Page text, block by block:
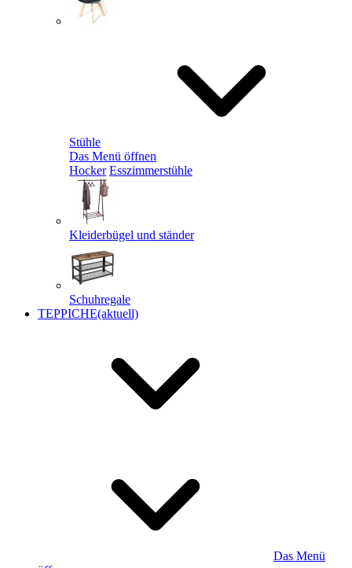
Stühle
Das Menü öffnen
Hocker Esszimmerstühle
Kleiderbügel und ständer
Schuhregale
TEPPICHE(aktuell)
Das Menü